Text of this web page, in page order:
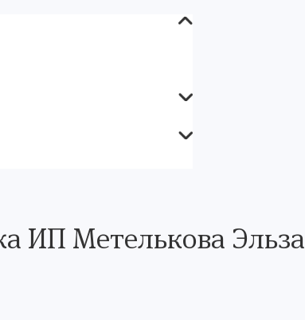
ИП Метелькова Эльза